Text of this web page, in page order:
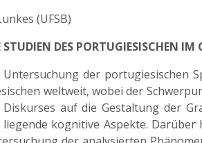
(UFSB)
DES PORTUGIESISCHEN IM
der portugiesischen
weltweit, wobei der
auf die Gestaltung der
kognitive Aspekte.